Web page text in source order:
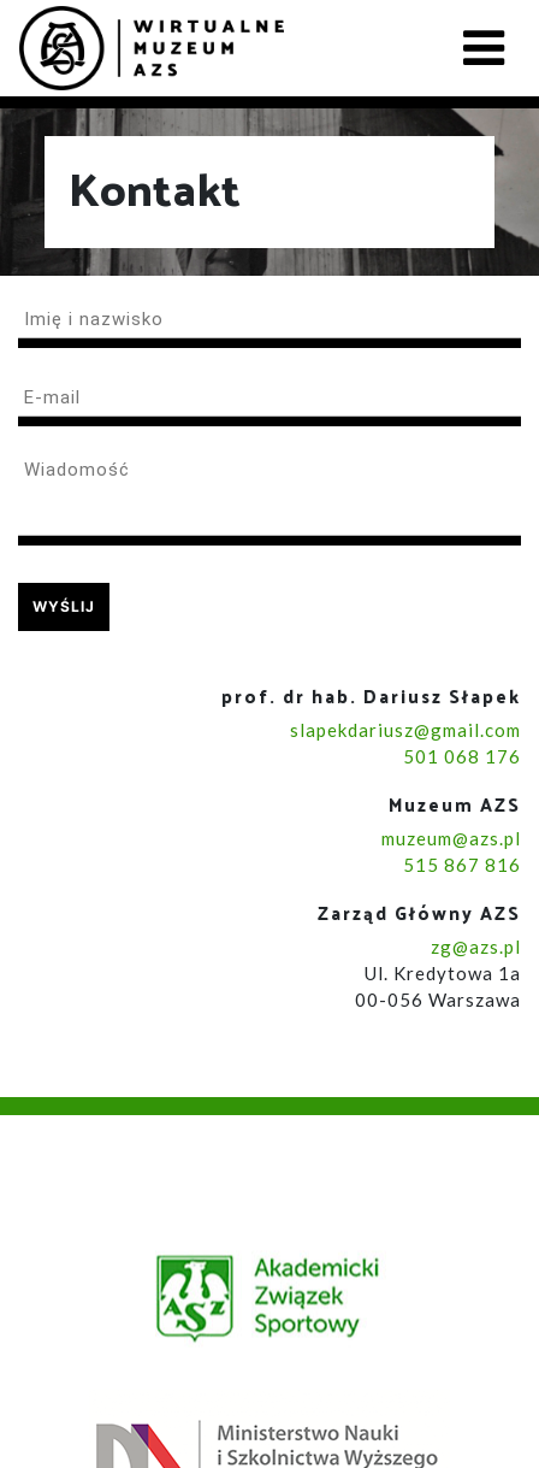
Kontakt
prof. dr hab. Dariusz Słapek
slapekdariusz@gmail.com
501 068 176
Muzeum AZS
muzeum@azs.pl
515 867 816
Zarząd Główny AZS
zg@azs.pl
Ul. Kredytowa 1a
00-056 Warszawa